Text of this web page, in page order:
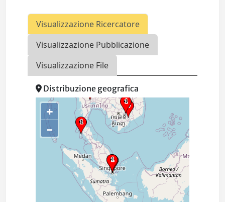
Visualizzazione Ricercatore
Visualizzazione Pubblicazione
Visualizzazione File
Distribuzione geografica
+
–